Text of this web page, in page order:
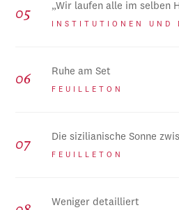
„Wir laufen alle im selben
INSTITUTIONEN UND
Ruhe am Set
FEUILLETON
Die sizilianische Sonne
FEUILLETON
Weniger detailliert